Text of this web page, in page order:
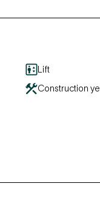
Lift
Construction